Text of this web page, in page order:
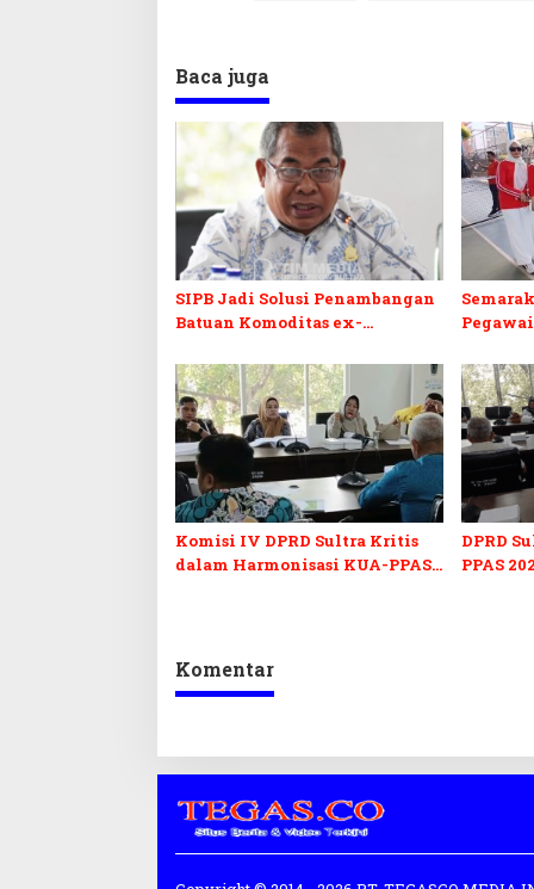
Baca juga
SIPB Jadi Solusi Penambangan
Batuan Komoditas ex-
Komisi IV DPRD Sultra Kritis
dalam Harmonisasi KUA-PPAS
DPRD
PPAS
Komentar